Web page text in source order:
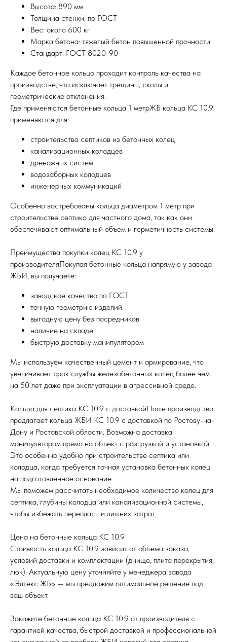
Высота: 890 мм
Толщина стенки: по ГОСТ
Вес: около 600 кг
Марка бетона: тяжелый бетон повышенной прочности
Стандарт: ГОСТ 8020-90
Каждое бетонное кольцо проходит контроль качества на
производстве, что исключает трещины, сколы и
геометрические отклонения.
Где применяются бетонные кольца 1 метрЖБ кольца КС 10.9
применяются для:
строительства септиков из бетонных колец
канализационных колодцев
дренажных систем
водозаборных колодцев
инженерных коммуникаций
Особенно востребованы кольца диаметром 1 метр при
строительстве септика для частного дома, так как они
обеспечивают оптимальный объем и герметичность системы.
Преимущества покупки колец КС 10.9 у
производителяПокупая бетонные кольца напрямую у завода
ЖБИ, вы получаете:
заводское качество по ГОСТ
точную геометрию изделий
выгодную цену без посредников
наличие на складе
быструю доставку манипулятором
Мы используем качественный цемент и армирование, что
увеличивает срок службы железобетонных колец более чем
на 50 лет даже при эксплуатации в агрессивной среде.
Кольца для септика КС 10.9 с доставкойНаше производство
предлагает кольца ЖБИ КС 10.9 с доставкой по Ростову-на-
Дону и Ростовской области. Возможна доставка
манипулятором прямо на объект с разгрузкой и установкой.
Это особенно удобно при строительстве септика или
колодца, когда требуется точная установка бетонных колец
на подготовленное основание.
Мы поможем рассчитать необходимое количество колец для
септика, глубины колодца или канализационной системы,
чтобы избежать переплаты и лишних затрат.
Цена на бетонные кольца КС 10.9
Стоимость кольца КС 10.9 зависит от объема заказа,
условий доставки и комплектации (днище, плита перекрытия,
люк). Актуальную цену уточняйте у менеджера завода
«Элтекс ЖБ» — мы предложим оптимальное решение под
ваш объект.
Закажите бетонные кольца КС 10.9 от производителя с
гарантией качества, быстрой доставкой и профессиональной